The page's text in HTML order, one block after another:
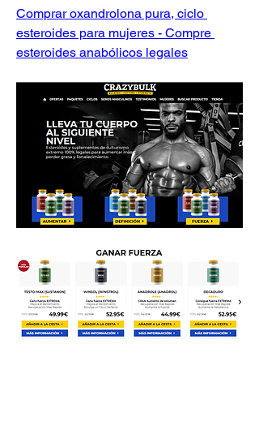
Comprar oxandrolona pura, ciclo
esteroides para mujeres - Compre
esteroides anabólicos legales